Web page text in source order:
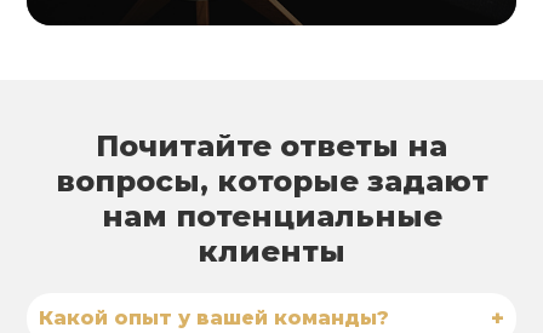
Почитайте ответы на
вопросы, которые задают
нам потенциальные
клиенты
Какой опыт у вашей команды? +